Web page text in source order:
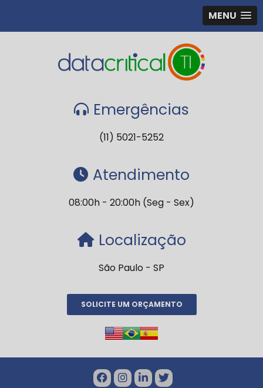
MENU
Emergências
(11) 5021-5252
Atendimento
08:00h - 20:00h (Seg - Sex)
Localização
São Paulo - SP
SOLICITE UM ORÇAMENTO